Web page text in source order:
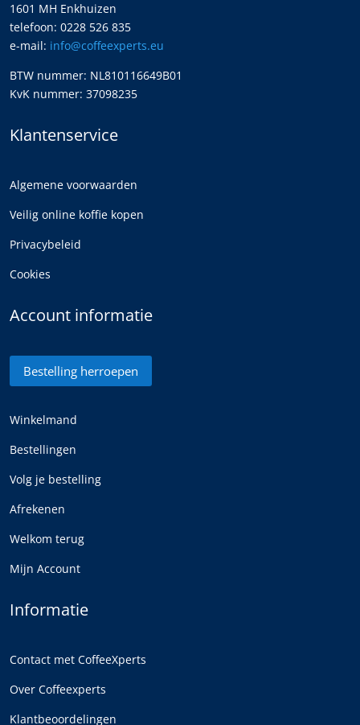
1601 MH Enkhuizen
telefoon: 0228 526 835
e-mail: info@coffeexperts.eu
BTW nummer: NL810116649B01
KvK nummer: 37098235
Klantenservice
Algemene voorwaarden
Veilig online koffie kopen
Privacybeleid
Cookies
Account informatie
Bestelling herroepen
Winkelmand
Bestellingen
Volg je bestelling
Afrekenen
Welkom terug
Mijn Account
Informatie
Contact met CoffeeXperts
Over Coffeexperts
Klantbeoordelingen